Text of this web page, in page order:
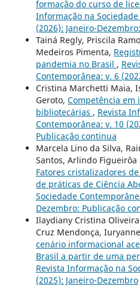
formação do curso de
Informação na
(2026): Janeiro-
Tainá Regly, Priscila
Medeiros Pimenta,
pandemia no Brasil ,
Contemporânea: v. 6
Cristina Marchetti Maia,
Geroto, Competência em
bibliotecárias , Revista
Contemporânea: v. 10
Publicação continua
Marcela Lino da Silva,
Santos, Arlindo
Fatores cristalizadores
de práticas de Ciência
Sociedade
Dezembro: Publicação
Ilaydiany Cristina
Cruz Mendonça,
cenário informacional
Brasil a partir de uma
Revista Informação na
(2025): Janeiro-Dezembro